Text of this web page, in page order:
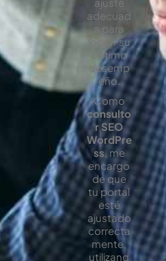
adecuad
a para
lograr su
óptimo
desemp
eño.
Como
consulto
r SEO
WordPre
ss, me
encargo
de que
tu portal
esté
ajustado
correcta
mente,
utilizand